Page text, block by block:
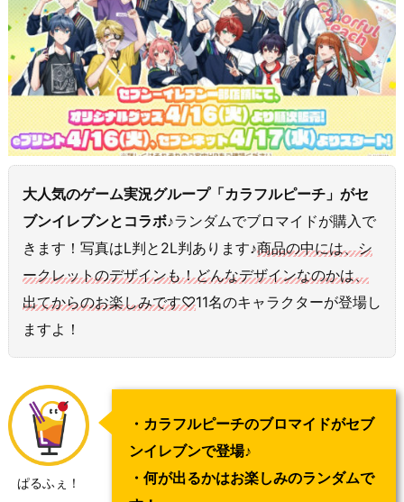
大人気のゲーム実況グループ「カラフルピーチ」がセ
ブンイレブンとコラボ♪ランダムでブロマイドが購入で
きます！写真はL判と2L判あります♪商品の中には、シ
ークレットのデザインも！どんなデザインなのかは、
出てからのお楽しみです♡11名のキャラクターが登場し
ますよ！
ぱるふぇ！
・カラフルピーチのブロマイドがセブ
ンイレブンで登場♪
・何が出るかはお楽しみのランダムで